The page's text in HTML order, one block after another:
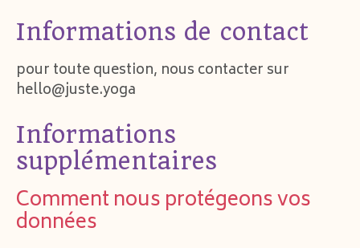
Informations de contact
pour toute question, nous contacter sur
hello@juste.yoga
Informations
supplémentaires
Comment nous protégeons vos
données